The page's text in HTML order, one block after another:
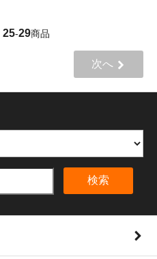
25-29商品
次へ
検索